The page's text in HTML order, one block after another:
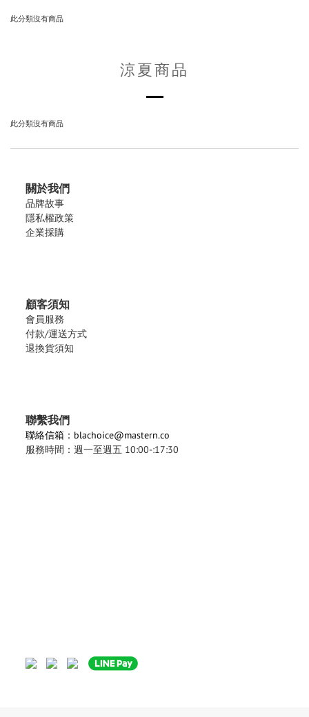
此分類沒有商品
涼夏商品
此分類沒有商品
關於我們
品牌故事
隱私權政策
企業採購
顧客須知
會員服務
付款/運送方式
退換貨須知
聯繫我們
聯絡信箱：blachoice@mastern.co
服務時間：週一至週五 10:00-:17:30